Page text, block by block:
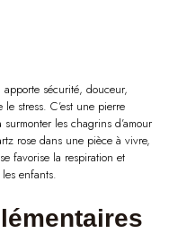
apporte sécurité, douceur,
stress. C’est une pierre
les chagrins d’amour
rose dans une pièce à vivre,
favorise la respiration et
enfants.